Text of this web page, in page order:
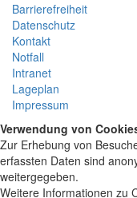
Barrierefreiheit
Datenschutz
Kontakt
Notfall
Intranet
Lageplan
Impressum
Verwendung von
Zur Erhebung von
erfassten Daten sind
weitergegeben.
Weitere Informationen zu